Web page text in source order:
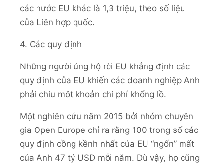
các nước EU khác là 1,3 triệu, theo số liệu
của Liên hợp quốc.
4. Các quy định
Những người ủng hộ rời EU khẳng định các
quy định của EU khiến các doanh nghiệp Anh
phải chịu một khoản chi phí khổng lồ.
Một nghiên cứu năm 2015 bởi nhóm chuyên
gia Open Europe chỉ ra rằng 100 trong số các
quy định cồng kềnh nhất của EU “ngốn” mất
của Anh 47 tỷ USD mỗi năm. Dù vậy, họ cũng